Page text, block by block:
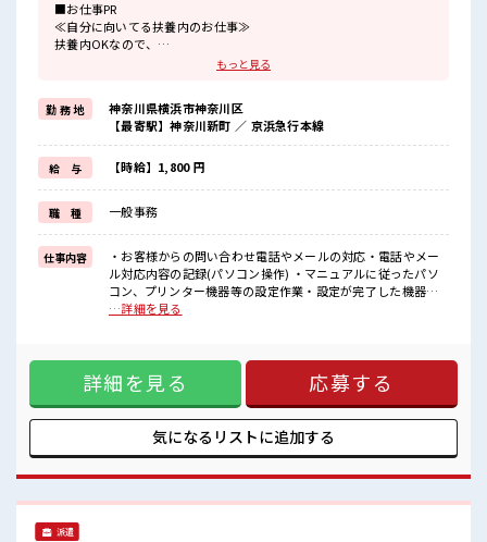
■お仕事PR
≪自分に向いてる扶養内のお仕事≫
扶養内OKなので、
主婦&主夫さんも気軽にご応募くださいね♪
残業はほとんどナシ！
場合によってはお願いすることもあります♪
≪土日祝休のお仕事≫
家族や友人と一緒にプライベート満喫！
≪未経験OKの仕事≫
新しいことにチャレンジするのは不安だけど、
しっかり働く環境が整っています！
イチからスキルUP・ステップUP目指していきましょう！
≪自分に合った期間で働ける≫
福利厚生が整った派遣のお仕事です！
■職場の雰囲気
少人数でアットホームな雰囲気の職場！
私物の置きすぎには注意が必要ですね★
高収入もバッチリ目指せますよ！
もっと見る
勤 務 地
神奈川県横浜市神奈川区
【最寄駅】神奈川新町 ／ 京浜急行本線
給 与 【時給】1,800 円
職 種 一般事務
仕事内容
・お客様からの問い合わせ電話やメールの対応・電話やメー
ル対応内容の記録(パソコン操作) ・マニュアルに従ったパソ
コン、プリンター機器等の設定作業・設定が完了した機器を
梱包しお客様先に発送・請求書の作成、整理 ■お仕事PR ≪自
はほとんどナシ！ 場合によってはお願いすることもあります
♪ ≪土日祝休のお仕事≫ 家族や友人と一緒にプライベート満
喫！ ≪未経験OKの仕事≫ 新しいことにチャレンジするのは
不安だけど、 しっかり働く環境が整っています！ イチからス
キルUP・ステップUP目指していきましょう！ ≪自分に合っ
た期間で働ける≫ 福利厚生が整った派遣のお仕事です！ ■職
ホッと一息リフレッシュ！ 職場にはロッカー完備！ 私物の置
きすぎには注意が必要ですね★ 高収入もバッチリ目指せます
…詳細を見る
詳細を見る 応募する
気になるリストに追加する
派遣